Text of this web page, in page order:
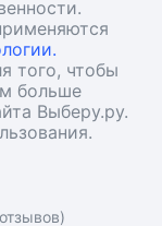
того, чтобы
больше
Выберу.ру.